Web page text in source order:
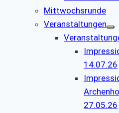
Mittwochsrunde
Veranstaltungen
14.07.26
27.05.26